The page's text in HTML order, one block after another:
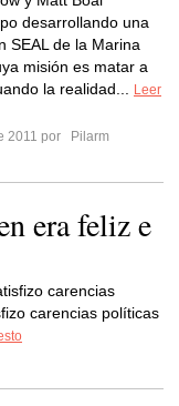
desarrollando una
SEAL de la Marina
misión es matar a
la realidad...
Leer
2011 por
Pilarm
era feliz e
carencias
carencias políticas